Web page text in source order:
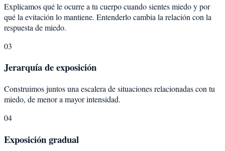
Explicamos qué le ocurre a tu cuerpo cuando sientes miedo y por
qué la evitación lo mantiene. Entenderlo cambia la relación con la
respuesta de miedo.
03
Jerarquía de exposición
Construimos juntos una escalera de situaciones relacionadas con tu
miedo, de menor a mayor intensidad.
04
Exposición gradual